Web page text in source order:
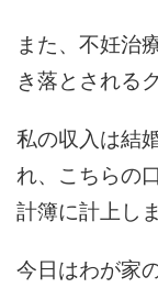
また、不妊治
き落とされる
私の収入は結
れ、こちらの
計簿に計上しま
今日はわが家